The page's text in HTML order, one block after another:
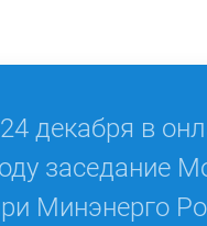
24 декабря в
заседание
Минэнерго